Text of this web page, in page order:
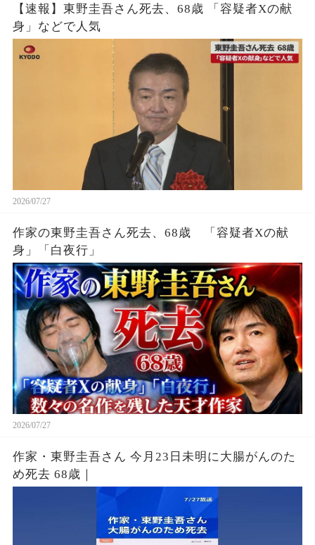
【速報】東野圭吾さん死去、68歳 「容疑者Xの献
身」などで人気
2026/07/27
作家の東野圭吾さん死去、68歳 「容疑者Xの献
身」「白夜行」
2026/07/27
作家・東野圭吾さん 今月23日未明に大腸がんのた
め死去 68歳｜